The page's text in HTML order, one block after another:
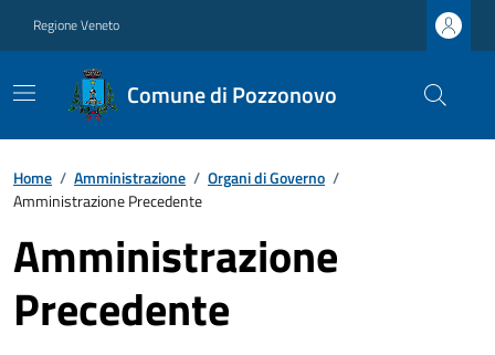
Regione Veneto
Comune di Pozzonovo
Home / Amministrazione / Organi di Governo /
Amministrazione Precedente
Amministrazione
Precedente